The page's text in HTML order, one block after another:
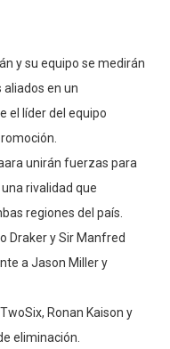
y su equipo se medirán
en un
el líder del equipo
unirán fuerzas para
rivalidad que
regiones del país.
Draker y Sir Manfred
a Jason Miller y
Ronan Kaison y
eliminación.